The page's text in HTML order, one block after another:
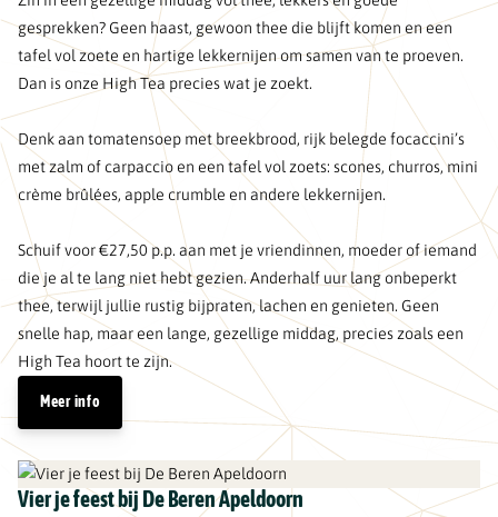
gesprekken? Geen haast, gewoon thee die blijft komen en een
tafel vol zoete en hartige lekkernijen om samen van te proeven.
Dan is onze High Tea precies wat je zoekt.
Denk aan tomatensoep met breekbrood, rijk belegde focaccini’s
met zalm of carpaccio en een tafel vol zoets: scones, churros, mini
crème brûlées, apple crumble en andere lekkernijen.
Schuif voor €27,50 p.p. aan met je vriendinnen, moeder of iemand
die je al te lang niet hebt gezien. Anderhalf uur lang onbeperkt
thee, terwijl jullie rustig bijpraten, lachen en genieten. Geen
snelle hap, maar een lange, gezellige middag, precies zoals een
High Tea hoort te zijn.
Meer info
Vier je feest bij De Beren Apeldoorn